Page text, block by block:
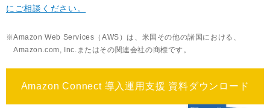
にご相談ください。
Amazon Web Services（AWS）は、米国その他の諸国における、
Amazon.com, Inc.またはその関連会社の商標です。
Amazon Connect 導入運用支援 資料ダウンロード